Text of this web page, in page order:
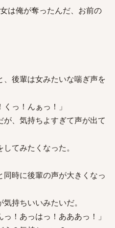
は俺が奪ったんだ、お前の
後輩は女みたいな喘ぎ声を
っ！んぁっ！」
、気持ちよすぎて声が出て
てみたくなった。
時に後輩の声が大きくなっ
持ちいいみたいだ。
！あっはっ！あああっ！」